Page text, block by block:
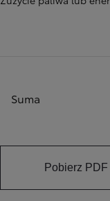
Suma
Pobierz PDF